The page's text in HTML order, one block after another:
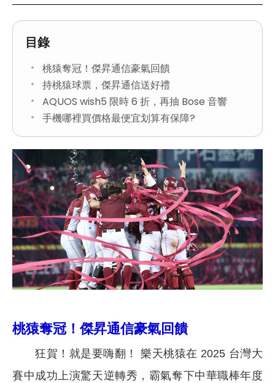
目錄
桃猿奪冠！傑昇通信豪氣回饋
持桃猿球票，傑昇通信送好禮
AQUOS wish5 限時 6 折，再抽 Bose 音響
手機哪裡買價格最便宜划算有保障?
桃猿奪冠！傑昇通信豪氣回饋
狂賀！就是要嗨翻！ 樂天桃猿在 2025 台灣大
賽中成功上演驚天逆轉秀，霸氣奪下中華職棒年度